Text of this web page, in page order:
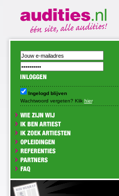
Ingelogd blijven
Wachtwoord vergeten? Klik hier.